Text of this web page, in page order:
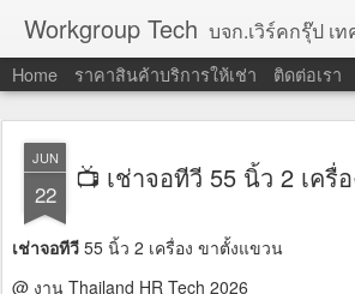
Workgroup Tech บจก.เวิร์คกรุ๊ป เทค บริการให้ เช่าคอมพิวเตอร์ โน้ตบุ๊ค โปรเจคเตอร์ ทีวีจอแบน จอทัช
Home ราคาสินค้าบริการให้เช่า ติดต่อเรา
JUN
22 📺 เช่าจอทีวี 55 นิ้ว 2 เครื่
เช่าจอทีวี 55 นิ้ว 2 เครื่อง ขาตั้งแขวน
@ งาน Thailand HR Tech 2026